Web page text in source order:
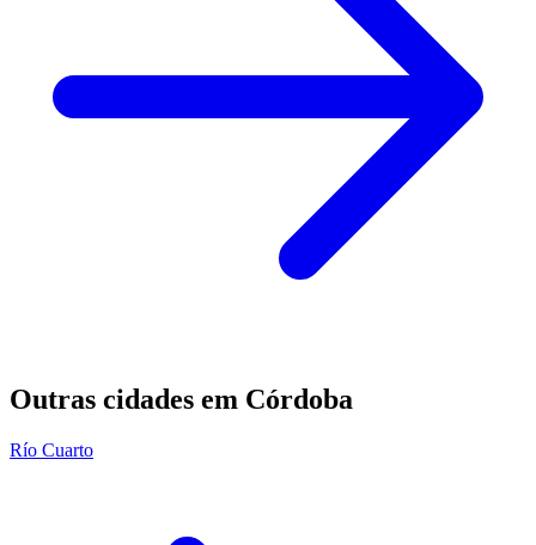
Outras cidades em Córdoba
Río Cuarto